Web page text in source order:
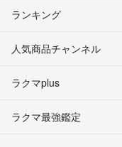
ランキング
人気商品チャンネル
ラクマplus
ラクマ最強鑑定